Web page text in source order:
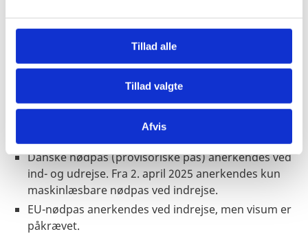
Tillad alle
Tillad valgte
Afvis
februar 2026. Se:Dual citizenship - GOV.UK.
Pas
Pas skal være gyldigt under hele opholdet.
Passet må ikke være beskadiget.
Danske forlængede pas anerkendes ikke til
Danske nødpas (provisoriske pas) anerkendes ved
ind- og udrejse. Fra 2. april 2025 anerkendes kun
maskinlæsbare nødpas ved indrejse.
EU-nødpas anerkendes ved indrejse, men visum er
påkrævet.